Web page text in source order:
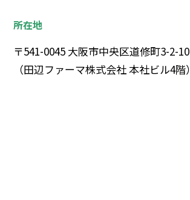
所在地
〒541-0045 大阪市中央区道修町3-2-10
（田辺ファーマ株式会社 本社ビル4階）